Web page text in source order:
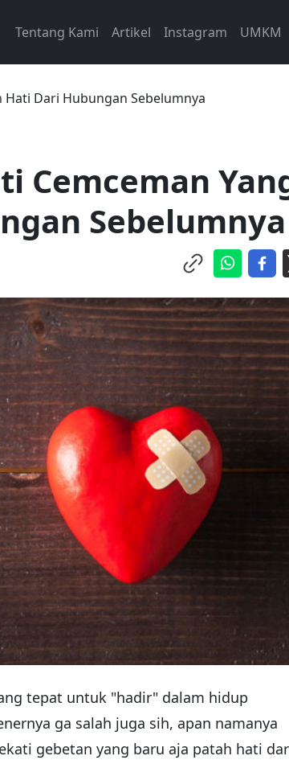
Tentang Kami Artikel Instagram UMKM
Hati Dari Hubungan Sebelumnya
Cemceman
Sebelumnya
tepat untuk "hadir" dalam hidup
ga salah juga sih, apan namanya
gebetan yang baru aja patah hati